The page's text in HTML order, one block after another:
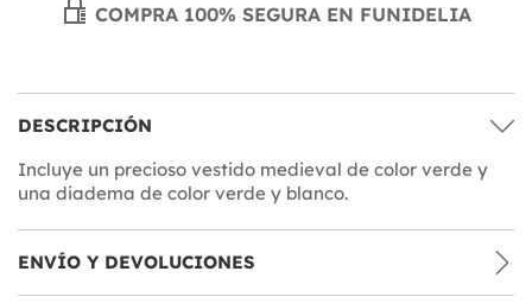
COMPRA 100% SEGURA EN FUNIDELIA
DESCRIPCIÓN
Incluye un precioso vestido medieval de color verde y
una diadema de color verde y blanco.
ENVÍO Y DEVOLUCIONES